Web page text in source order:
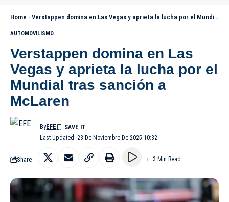
Home - Verstappen domina en Las Vegas y aprieta la lucha por el Mundial tras sanción a McLaren
AUTOMOVILISMO
Verstappen domina en Las
Vegas y aprieta la lucha por el
Mundial tras sanción a
McLaren
Last Updated: 23 De Noviembre De 2025 10:32
ByEFE
Share 3 Min Read